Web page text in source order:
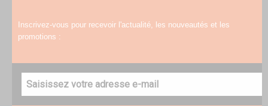
Inscrivez-vous pour recevoir l'actualité, les nouveautés et les
promotions :